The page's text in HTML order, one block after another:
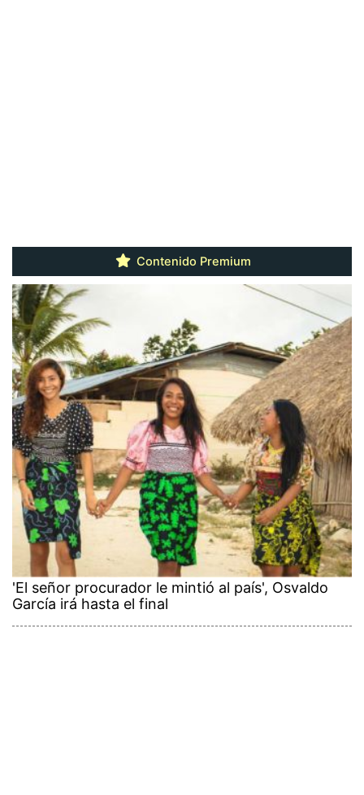
Contenido Premium
'El señor procurador le mintió al país', Osvaldo
García irá hasta el final